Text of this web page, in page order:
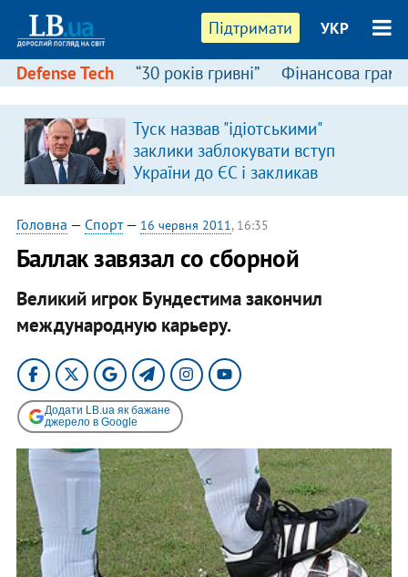
Підтримати УКР
Defense Tech “30 років гривні” Фінансова
Туск назвав "ідіотськими"
заклики заблокувати вступ
України до ЄС і закликав
припинити антиукраїнську
риторику
Головна — Спорт— 16 червня 2011, 16:35
Баллак завязал со сборной
Великий игрок Бундестима закончил
международную карьеру.
Додати LB.ua як бажане
джерело в Google